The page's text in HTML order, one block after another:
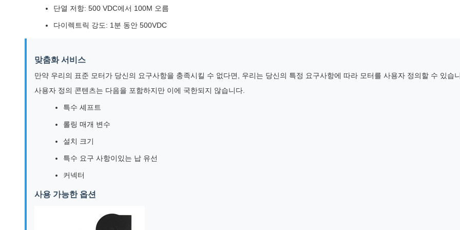
단열 저항: 500 VDC에서 100M 오름
다이렉트릭 강도: 1분 동안 500VDC
맞춤화 서비스
만약 우리의 표준 모터가 당신의 요구사항을 충족시킬 수 없다면, 우리는 당신의 특정 요구사항에 따라 모터를 사용자 정의할 수 있습
사용자 정의 콘텐츠는 다음을 포함하지만 이에 국한되지 않습니다.
특수 셰프트
롤링 매개 변수
설치 크기
특수 요구 사항이있는 납 유선
커넥터
사용 가능한 옵션